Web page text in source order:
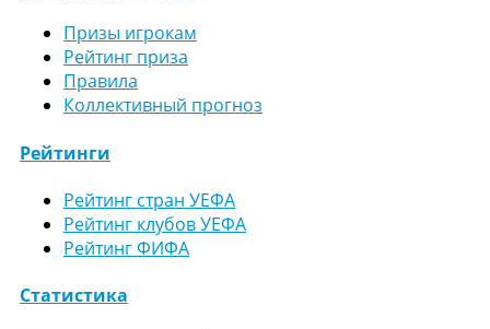
Призы игрокам
Рейтинг приза
Правила
Коллективный прогноз
Рейтинги
Рейтинг стран УЕФА
Рейтинг клубов УЕФА
Рейтинг ФИФА
Статистика